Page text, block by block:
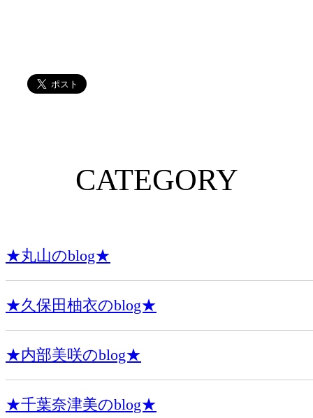
CATEGORY
★丸山のblog★
★久保田柚衣のblog★
★内部美咲のblog★
★千葉奈津美のblog★